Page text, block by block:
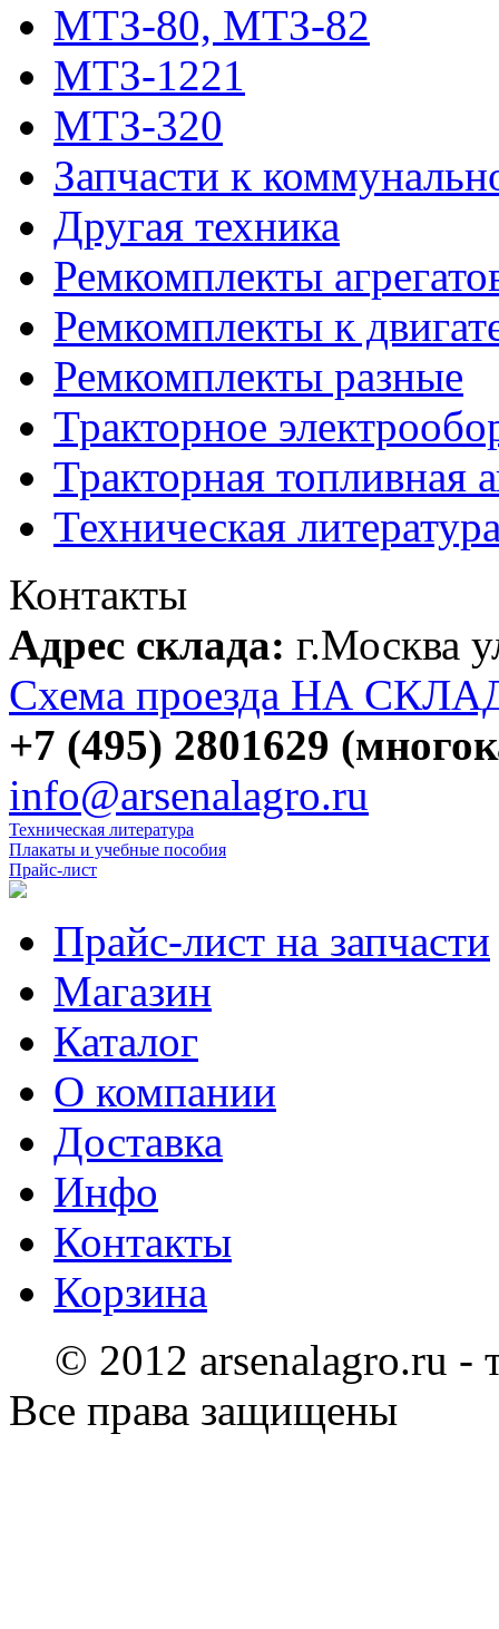
МТЗ-80, МТЗ-82
МТЗ-1221
МТЗ-320
Запчасти к
Другая техника
Ремкомплекты
Ремкомплекты к
Ремкомплекты разные
Тракторное
Тракторная топливная
Техническая
Контакты
Адрес склада: г.Москва
Схема проезда НА
+7 (495) 2801629
info@arsenalagro.ru
Техническая литература
Плакаты и учебные пособия
Прайс-лист
Прайс-лист на запчасти
Магазин
Каталог
О компании
Доставка
Инфо
Контакты
Корзина
© 2012 arsenalagro.ru -
Все права защищены